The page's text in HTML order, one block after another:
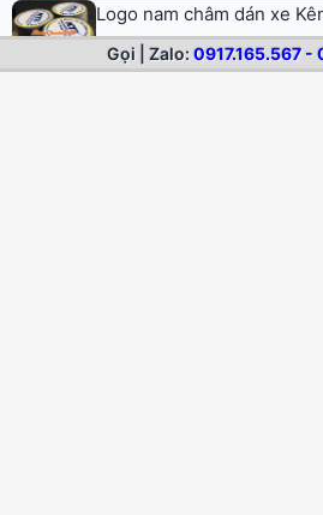
Gọi | Zalo:0917.165.567 -
Logo nam châm dán xe